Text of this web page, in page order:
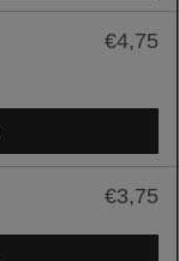
€4,75
€3,75